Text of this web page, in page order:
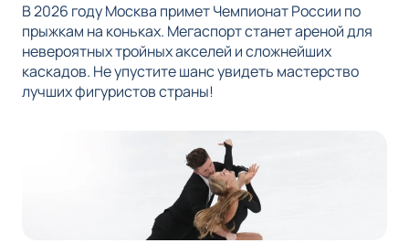
В 2026 году Москва примет Чемпионат России по
прыжкам на коньках. Мегаспорт станет ареной для
невероятных тройных акселей и сложнейших
каскадов. Не упустите шанс увидеть мастерство
лучших фигуристов страны!